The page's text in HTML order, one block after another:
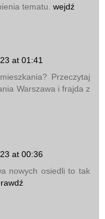
tematu. wejdź
at 01:41
Przeczytaj
Warszawa i frajda z
at 00:36
nowych osiedli to tak